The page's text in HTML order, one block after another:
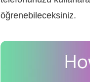
öğrenebileceksiniz.